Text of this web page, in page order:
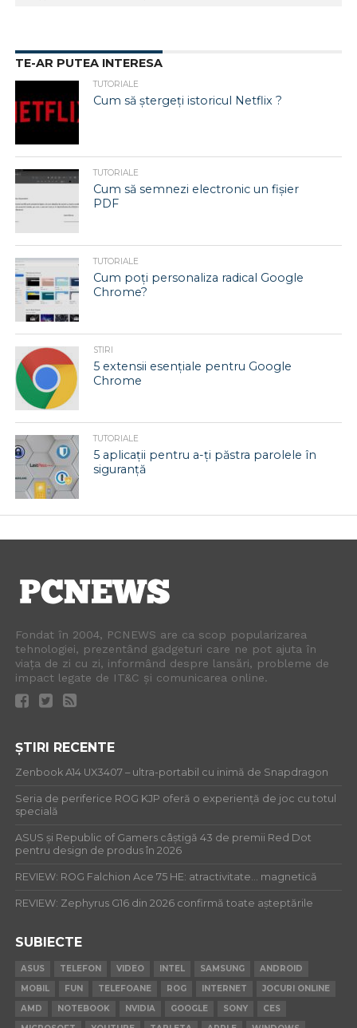
TE-AR PUTEA INTERESA
TUTORIALE
Cum să ștergeți istoricul Netflix ?
TUTORIALE
Cum să semnezi electronic un fișier
PDF
TUTORIALE
Cum poți personaliza radical Google
Chrome?
STIRI
5 extensii esențiale pentru Google
Chrome
TUTORIALE
5 aplicații pentru a-ți păstra parolele în
siguranță
Fondat în 2004, PCNEWS are ca scop popularizarea
tehnologiei, prezentând gadgeturi care ne pot ajuta în
viața de zi cu zi, informând despre lansări, probleme de
impact legate de IT&C și comunicarea online.
ȘTIRI RECENTE
Zenbook A14 UX3407 – ultra-portabil cu inimă de Snapdragon
Seria de periferice ROG KJP oferă o experiență de joc cu totul
specială
ASUS și Republic of Gamers câștigă 43 de premii Red Dot
pentru design de produs în 2026
REVIEW: ROG Falchion Ace 75 HE: atractivitate… magnetică
REVIEW: Zephyrus G16 din 2026 confirmă toate așteptările
SUBIECTE
ASUS TELEFON VIDEO INTEL SAMSUNG
ANDROID
MOBIL
FUN TELEFOANE ROG INTERNET
JOCURI ONLINE
AMD
NOTEBOOK NVIDIA GOOGLE SONY
CES